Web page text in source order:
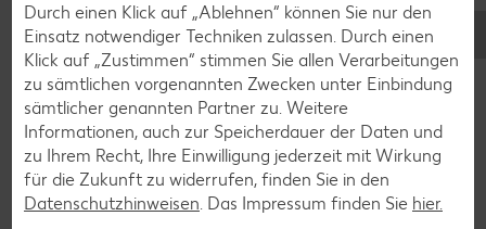
Muffin-Rezepte
Apfelkuchen-Rezepte
Schokokuchen-Rezepte
Torten-Rezepte
Eis-Rezepte
Pfannkuchen-Rezepte
Durch einen Klick auf „Ablehnen“ können Sie nur den
Einsatz notwendiger Techniken zulassen. Durch einen
Klick auf „Zustimmen“ stimmen Sie allen Verarbeitungen
zu sämtlichen vorgenannten Zwecken unter Einbindung
sämtlicher genannten Partner zu. Weitere
Informationen, auch zur Speicherdauer der Daten und
zu Ihrem Recht, Ihre Einwilligung jederzeit mit Wirkung
für die Zukunft zu widerrufen, finden Sie in den
Datenschutzhinweisen . Das Impressum finden Sie hier.